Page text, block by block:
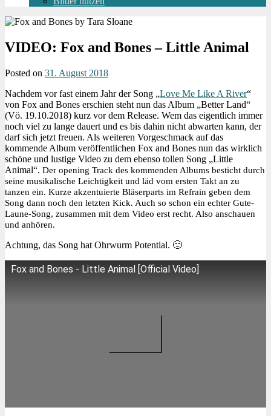
VIDEO: Fox and Bones – Little Animal
Posted on 31. August 2018
Nachdem vor fast einem Jahr der Song „Love Me Like A River“
von Fox and Bones erschien steht nun das Album „Better Land“
(Vö. 19.10.2018) kurz vor dem Release. Wem das eigentlich immer
noch viel zu lange dauert und es bis dahin nicht abwarten kann, der
darf sich jetzt freuen. Als weiteren Vorgeschmack auf das
kommende Album veröffentlichen Fox and Bones nun das wirklich
schöne und lustige Video zu dem ebenso tollen Song „Little
Animal“. Der opening Track des kommenden Albums besticht durch
seine musikalische Leichtigkeit und läd vom ersten Takt an zu
tanzen ein. Kurze akzentuierte Bläserparts im Refrain geben dem
Song dann noch den letzten Kick. Auch so schon ein echter Gute-
Laune-Song, zusammen mit dem Video erst recht. Also anschauen
und anhören.
Achtung, das Song hat Ohrwurm Potential. 🙂
Fox and Bones - Little Animal [Official Video]